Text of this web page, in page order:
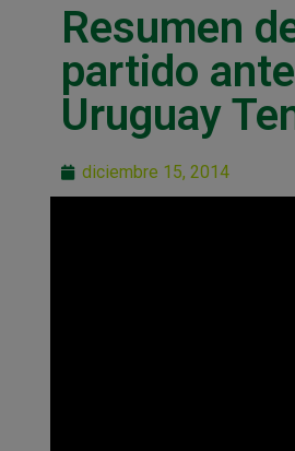
Resumen
partido ante
Uruguay
diciembre 15, 2014